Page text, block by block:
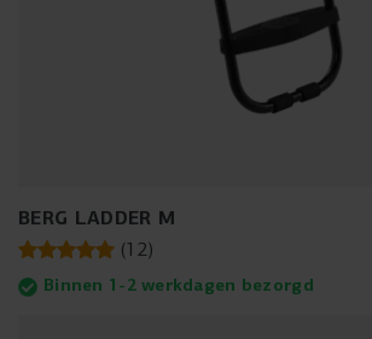
BERG LADDER M
(12)
Binnen 1-2 werkdagen bezorgd